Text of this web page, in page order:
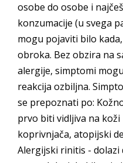
osobe do osobe i
konzumacije (u svega
mogu pojaviti bilo
obroka. Bez obzira na
alergije, simptomi
reakcija ozbiljna.
se prepoznati po:
prvo biti vidljiva na
koprivnjača, atopijski
Alergijski rinitis - dolazi